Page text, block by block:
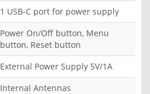
1 USB-C port for power supply
Power On/Off button, Menu
button, Reset button
External Power Supply 5V/1A
Internal Antennas